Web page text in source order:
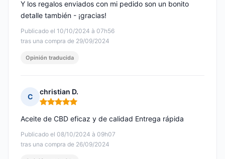
Publicado el 10/10/2024 à 07h56
tras una compra de 29/09/2024
Y los regalos enviados con mi pedido son un bonito
detalle también - ¡gracias!
Opinión traducida
C
christian D.
Nota: 5 de 5
Publicado el 08/10/2024 à 09h07
tras una compra de 26/09/2024
Aceite de CBD eficaz y de calidad Entrega rápida